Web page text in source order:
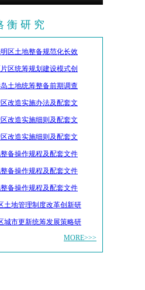
衡 研 究
区土地整备规范化长效
区统筹规划建设模式创
土地统筹整备前期调查
改造实施办法及配套文
改造实施细则及配套文
改造实施细则及配套文
备操作规程及配套文件
备操作规程及配套文件
备操作规程及配套文件
土地管理制度改革创新研
城市更新统筹发展策略研
MORE>>>